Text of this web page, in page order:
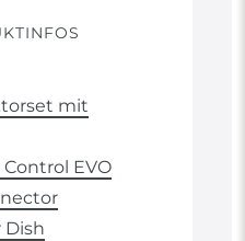
mit
EVO
Dish